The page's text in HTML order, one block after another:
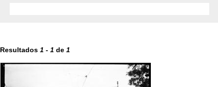
Resultados 1 - 1 de 1